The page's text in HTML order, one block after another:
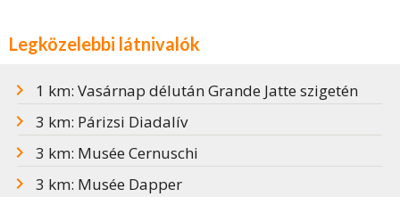
Legközelebbi látnivalók
1 km: Vasárnap délután Grande Jatte szigetén
3 km: Párizsi Diadalív
3 km: Musée Cernuschi
3 km: Musée Dapper